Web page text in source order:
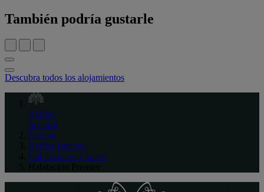
También podría gustarle
Descubra todos los alojamientos
Raffles
Spanish
Europa
Raffles Istanbul
Habitaciones y suites